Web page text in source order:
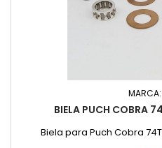
MARCA:
BIELA PUCH COBRA
Biela para Puch Cobra